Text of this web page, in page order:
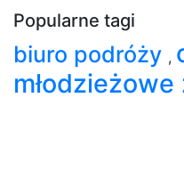
Popularne tagi
biuro podróży ,